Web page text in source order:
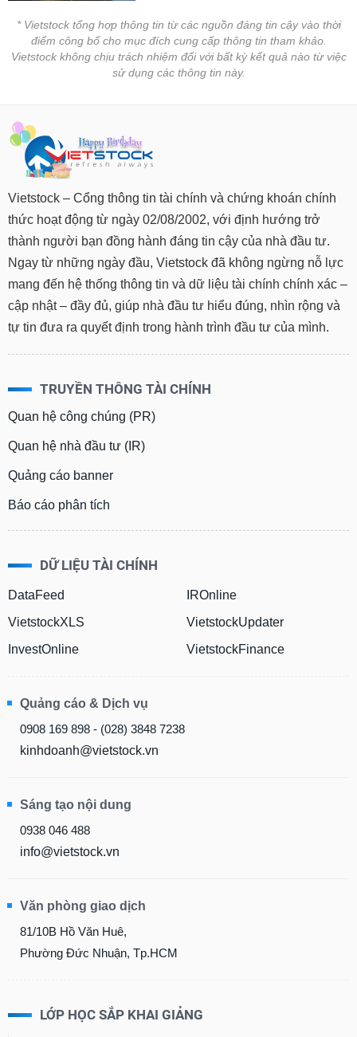
* Vietstock tổng hợp thông tin từ các nguồn đáng tin cậy vào thời
điểm công bố cho mục đích cung cấp thông tin tham khảo.
Vietstock không chịu trách nhiệm đối với bất kỳ kết quả nào từ việc
sử dụng các thông tin này.
Vietstock – Cổng thông tin tài chính và chứng khoán chính
thức hoạt động từ ngày 02/08/2002, với định hướng trở
thành người bạn đồng hành đáng tin cậy của nhà đầu tư.
Ngay từ những ngày đầu, Vietstock đã không ngừng nỗ lực
mang đến hệ thống thông tin và dữ liệu tài chính chính xác –
cập nhật – đầy đủ, giúp nhà đầu tư hiểu đúng, nhìn rộng và
tự tin đưa ra quyết định trong hành trình đầu tư của mình.
TRUYỀN THÔNG TÀI CHÍNH
Quan hệ công chúng (PR)
Quan hệ nhà đầu tư (IR)
Quảng cáo banner
Báo cáo phân tích
DỮ LIỆU TÀI CHÍNH
DataFeed
VietstockXLS
InvestOnline
IROnline
VietstockUpdater
VietstockFinance
Quảng cáo & Dịch vụ
0908 169 898 - (028) 3848 7238
kinhdoanh@vietstock.vn
Sáng tạo nội dung
0938 046 488
info@vietstock.vn
Văn phòng giao dịch
81/10B Hồ Văn Huê,
Phường Đức Nhuận, Tp.HCM
LỚP HỌC SẮP KHAI GIẢNG